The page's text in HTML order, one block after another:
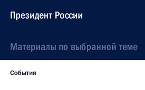
Президент России
Материалы по выбранной теме
События